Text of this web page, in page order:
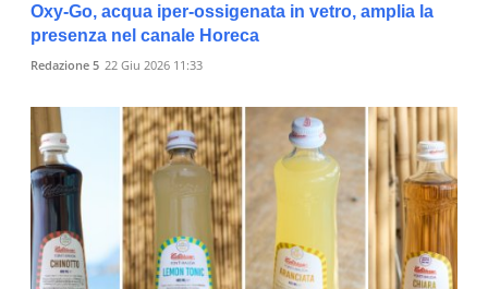
Oxy-Go, acqua iper-ossigenata in vetro, amplia la
presenza nel canale Horeca
Redazione 5 22 Giu 2026 11:33